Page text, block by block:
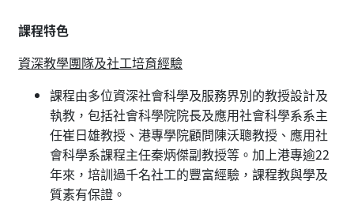
課程特色
資深教學團隊及社工培育經驗
課程由多位資深社會科學及服務界別的教授設計及
執教，包括社會科學院院長及應用社會科學系系主
任崔日雄教授、港專學院顧問陳沃聰教授、應用社
會科學系課程主任秦炳傑副教授等。加上港專逾22
年來，培訓過千名社工的豐富經驗，課程教與學及
質素有保證。